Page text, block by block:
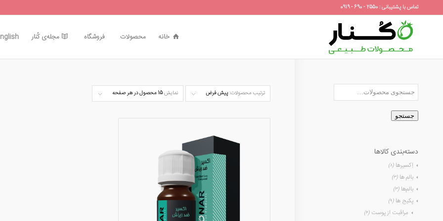
تماس با پشتیبانی : 2550 - 690 - 0919
خانه محصولات فروشگاه مجله‌ی کُنار
ترتیب محصولات:پیش فرض نمایش15 محصول در هر صفحه
جستجو
دسته‌بندی کالاها
اِکسیرها (۸)
بالم ها (۳)
بالم‌ها (۳)
پکیج ها (۹)
مراقبت از پوست (۴)